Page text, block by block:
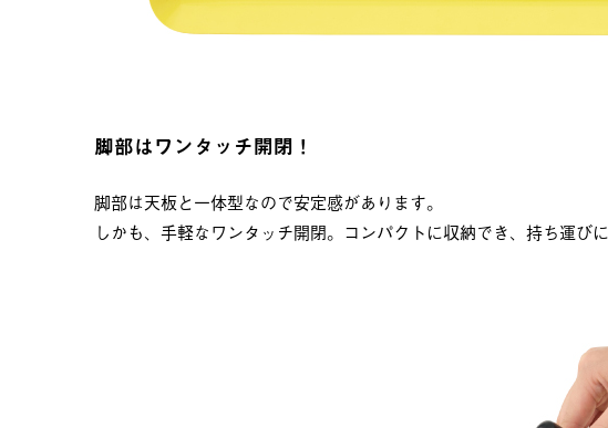
脚部はワンタッチ開閉！
脚部は天板と一体型なので安定感があります。
しかも、手軽なワンタッチ開閉。コンパクトに収納でき、持ち運びに